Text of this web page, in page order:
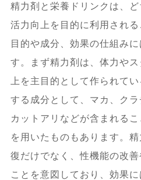
精力剤と栄養ドリンクは、ど
活力向上を目的に利用され
目的や成分、効果の仕組み
す。まず精力剤は、体力や
上を主目的として作られて
する成分として、マカ、ク
カットアリなどが含まれる
を用いたものもあります。
復だけでなく、性機能の改
ことを意図しており、効果に